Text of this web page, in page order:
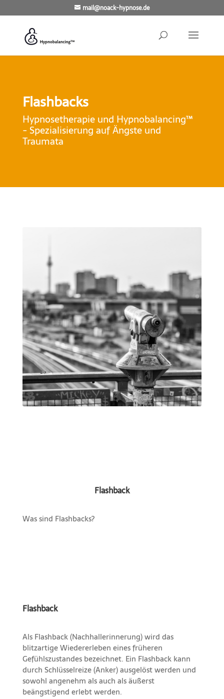
mail@noack-hypnose.de
Flashbacks
Hypnosetherapie und Hypnobalancing™
- Spezialisierung auf Ängste und
Traumata
Flashback
Was sind Flashbacks?
Flashback
Als Flashback (Nachhallerinnerung) wird das
blitzartige Wiedererleben eines früheren
Gefühlszustandes bezeichnet. Ein Flashback kann
durch Schlüsselreize (Anker) ausgelöst werden und
sowohl angenehm als auch als äußerst
beängstigend erlebt werden.